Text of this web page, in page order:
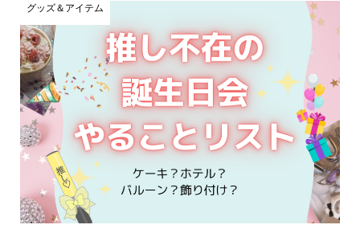
グッズ＆アイテム